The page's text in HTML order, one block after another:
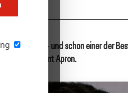
Jahre alt – und schon einer der
Apron.